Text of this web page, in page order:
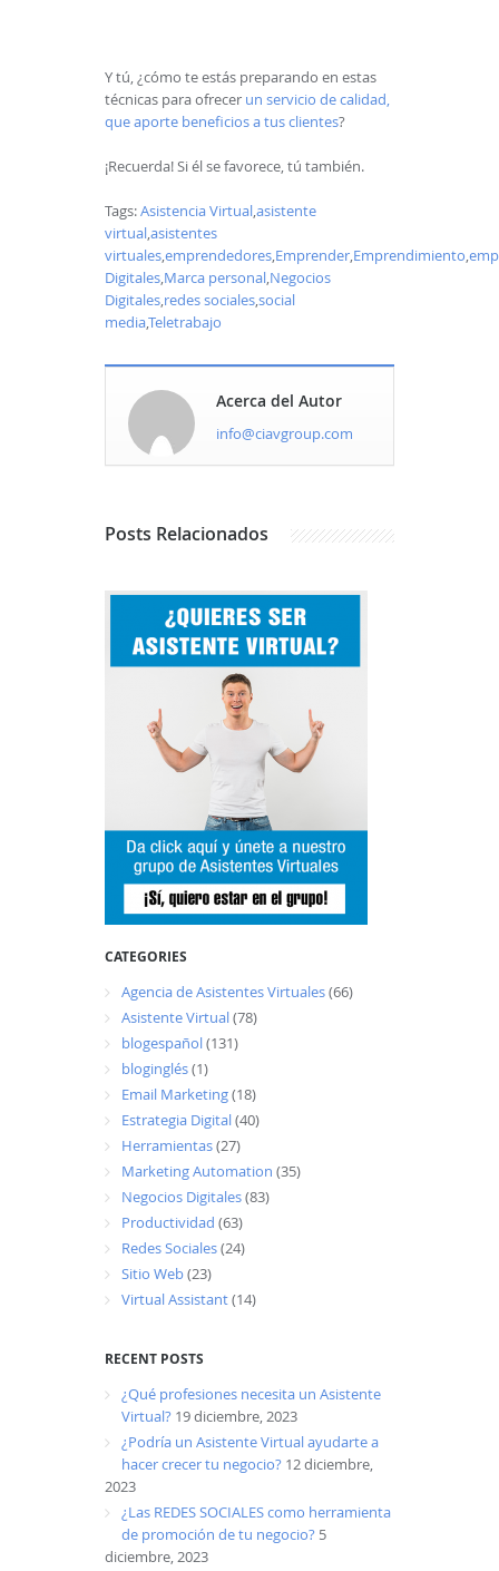
Y tú, ¿cómo te estás preparando en estas
técnicas para ofrecer un servicio de calidad,
que aporte beneficios a tus clientes?
¡Recuerda! Si él se favorece, tú también.
Tags:Asistencia Virtual,asistente
virtual,asistentes
virtuales,emprendedores,Emprender,Emprendimiento,
Digitales,Marca personal,Negocios
Digitales,redes sociales,social
media,Teletrabajo
Acerca del Autor
info@ciavgroup.com
Posts Relacionados
CATEGORIES
Agencia de Asistentes Virtuales(66)
Asistente Virtual(78)
blogespañol(131)
bloginglés(1)
Email Marketing(18)
Estrategia Digital(40)
Herramientas(27)
Marketing Automation (35)
Negocios Digitales(83)
Productividad (63)
Redes Sociales(24)
Sitio Web(23)
Virtual Assistant(14)
RECENT POSTS
¿Qué profesiones necesita un Asistente
Virtual? 19 diciembre, 2023
¿Podría un Asistente Virtual ayudarte a
hacer crecer tu negocio? 12 diciembre,
2023
¿Las REDES SOCIALES como herramienta
de promoción de tu negocio? 5
diciembre, 2023